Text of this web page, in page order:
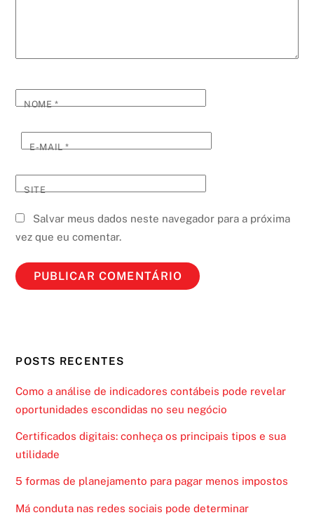
NOME*
E-MAIL*
SITE
Salvar meus dados neste navegador para a próxima
vez que eu comentar.
POSTS RECENTES
Como a análise de indicadores contábeis pode revelar
oportunidades escondidas no seu negócio
Certificados digitais: conheça os principais tipos e sua
utilidade
5 formas de planejamento para pagar menos impostos
Má conduta nas redes sociais pode determinar